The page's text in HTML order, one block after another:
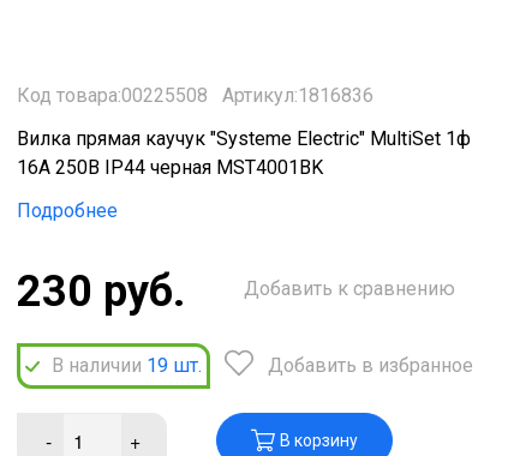
Код товара:00225508
Артикул:1816836
Вилка прямая каучук "Systeme Electric" MultiSet 1ф
16А 250В IP44 черная MST4001BK
Подробнее
230 руб.
В наличии 19 шт.
Добавить к сравнению
Добавить в избранное
- + В корзину